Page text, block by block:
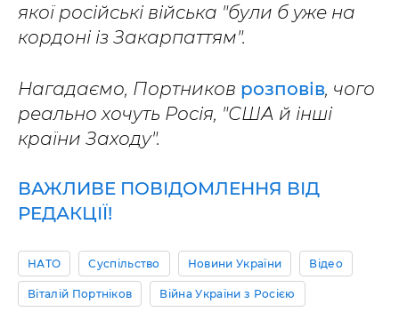
якої російські війська "були б уже на
кордоні із Закарпаттям".
Нагадаємо, Портников розповів, чого
реально хочуть Росія, "США й інші
країни Заходу".
ВАЖЛИВЕ ПОВІДОМЛЕННЯ ВІД
РЕДАКЦІЇ!
НАТО Суспільство Новини України Відео
Віталій Портніков Війна України з Росією